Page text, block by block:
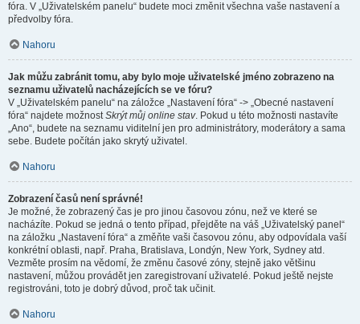
fóra. V „Uživatelském panelu“ budete moci změnit všechna vaše nastavení a
předvolby fóra.
Nahoru
Jak můžu zabránit tomu, aby bylo moje uživatelské jméno zobrazeno na
seznamu uživatelů nacházejících se ve fóru?
V „Uživatelském panelu“ na záložce „Nastavení fóra“ -> „Obecné nastavení
fóra“ najdete možnostSkrýt můj online stav. Pokud u této možnosti nastavíte
„Ano“, budete na seznamu viditelní jen pro administrátory, moderátory a sama
sebe. Budete počítán jako skrytý uživatel.
Nahoru
Zobrazení časů není správné!
Je možné, že zobrazený čas je pro jinou časovou zónu, než ve které se
nacházíte. Pokud se jedná o tento případ, přejděte na váš „Uživatelský panel“
na záložku „Nastavení fóra“ a změňte vaši časovou zónu, aby odpovídala vaší
konkrétní oblasti, např. Praha, Bratislava, Londýn, New York, Sydney atd.
Vezměte prosím na vědomí, že změnu časové zóny, stejně jako většinu
nastavení, můžou provádět jen zaregistrovaní uživatelé. Pokud ještě nejste
registrováni, toto je dobrý důvod, proč tak učinit.
Nahoru